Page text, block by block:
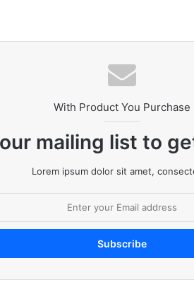
With Product You Purchase
mailing list to
Lorem ipsum dolor sit amet,